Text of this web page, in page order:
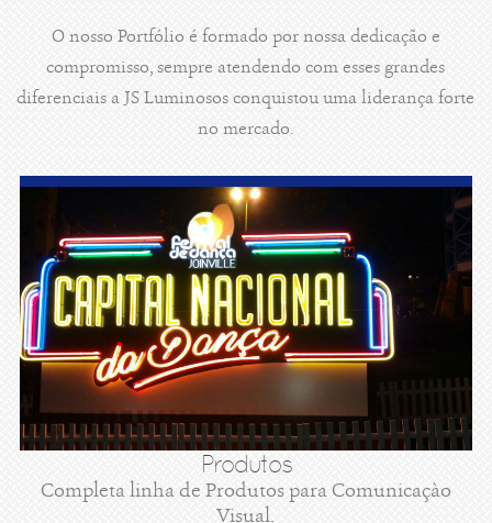
O nosso Portfólio é formado por nossa dedicação e
compromisso, sempre atendendo com esses grandes
diferenciais a JS Luminosos conquistou uma liderança forte
no mercado.
Produtos
Completa linha de Produtos para Comunicaçào
Visual.